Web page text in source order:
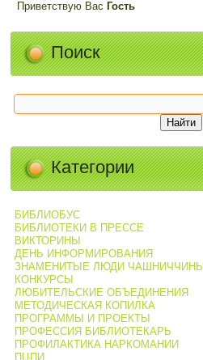
Приветствую Вас Гость
Поиск
Категории
БИБЛИОБУС
БИБЛИОТЕКИ В ПРЕССЕ
ВИКТОРИНЫ
ДЕНЬ ИНФОРМИРОВАНИЯ
ЗНАМЕНИТЫЕ ЛЮДИ ЧАШНИЧЧИНЫ
КОНКУРСЫ
ЛЮБИТЕЛЬСКИЕ ОБЪЕДИНЕНИЯ
МЕТОДИЧЕСКАЯ КОПИЛКА
ПРОГРАММЫ И ПРОЕКТЫ
ПРОФЕССИЯ БИБЛИОТЕКАРЬ
ПРОФИЛАКТИКА НАРКОМАНИИ
ПЦПИ